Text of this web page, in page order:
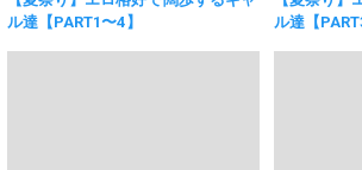
ル達【PART1〜4】
ル達【